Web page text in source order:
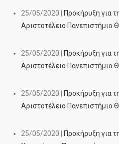
25/05/2020 | Προκήρυξη για
Αριστοτέλειο Πανεπιστήμιο
25/05/2020 | Προκήρυξη για
Αριστοτέλειο Πανεπιστήμιο
25/05/2020 |
Προκήρυξη για
Αριστοτέλειο Πανεπιστήμιο
25/05/2020 |
Προκήρυξη για